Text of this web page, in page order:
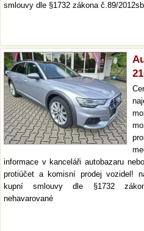
smlouvy dle §1732 zákona č.89/
informace v kanceláři autobazaru
protiúčet a komisní prodej vozidel!
kupní smlouvy dle §1732
nehavarované